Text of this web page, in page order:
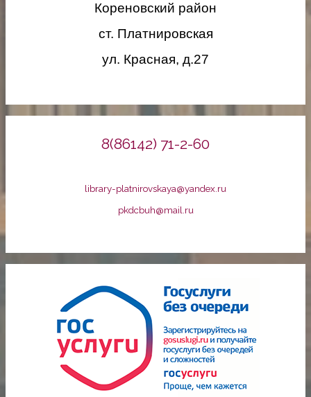
Кореновский район
ст. Платнировская
ул. Красная, д.27
8(86142) 71-2-60
library-platnirovskaya@yandex.ru
pkdcbuh@mail.ru